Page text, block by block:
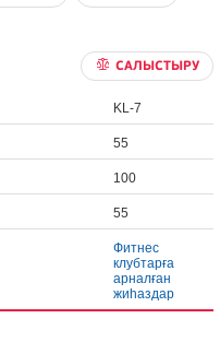
САЛЫСТЫРУ
KL-7
55
100
55
Фитнес
клубтарға
арналған
жиһаздар